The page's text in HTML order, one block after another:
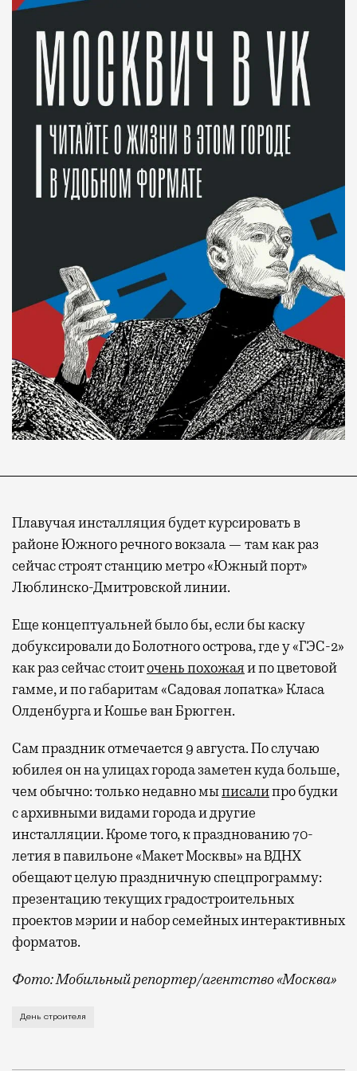
Плавучая инсталляция будет курсировать в
районе Южного речного вокзала — там как раз
сейчас строят станцию метро «Южный порт»
Люблинско-Дмитровской линии.
Еще концептуальней было бы, если бы каску
добуксировали до Болотного острова, где у «ГЭС-2»
как раз сейчас стоиточень похожаяи по цветовой
гамме, и по габаритам «Садовая лопатка» Класа
Олденбурга и Кошье ван Брюгген.
Сам праздник отмечается 9 августа. По случаю
юбилея он на улицах города заметен куда больше,
чем обычно: только недавно мыписалипро будки
с архивными видами города и другие
инсталляции. Кроме того, к празднованию 70-
летия в павильоне «Макет Москвы» на ВДНХ
обещают целую праздничную спецпрограмму:
презентацию текущих градостроительных
проектов мэрии и набор семейных интерактивных
форматов.
Фото: Мобильный репортер/агентство «Москва»
Это каска в фирменных цветах департамента
День строителя